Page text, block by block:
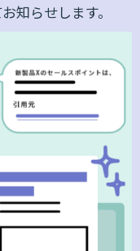
知らせします。